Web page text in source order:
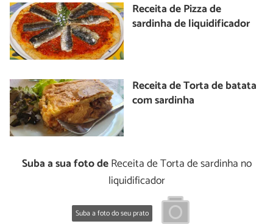
Receita de Pizza de
sardinha de liquidificador
Receita de Torta de batata
com sardinha
Suba a sua foto deReceita de Torta de sardinha no
liquidificador
Suba a foto do seu prato